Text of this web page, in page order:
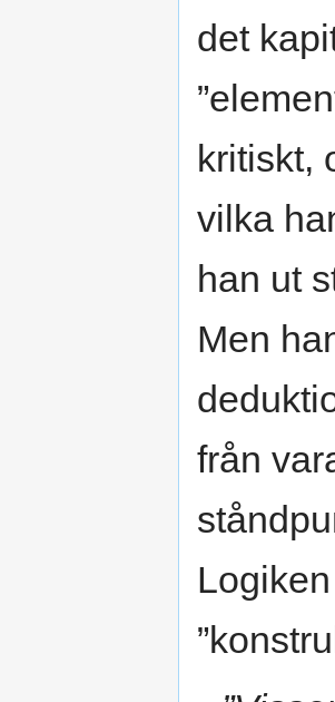
det
kritiskt,
vilka
han ut
Men
från